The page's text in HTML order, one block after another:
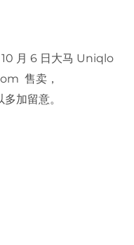
月 6 日大马 Uniqlo
售卖，
加留意。